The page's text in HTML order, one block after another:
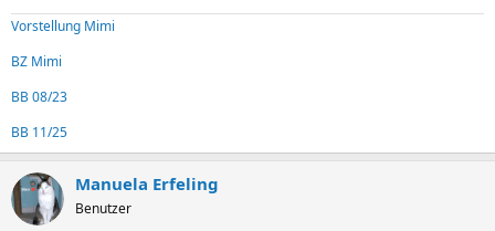
Vorstellung Mimi
BZ Mimi
BB 08/23
BB 11/25
Manuela Erfeling
Benutzer